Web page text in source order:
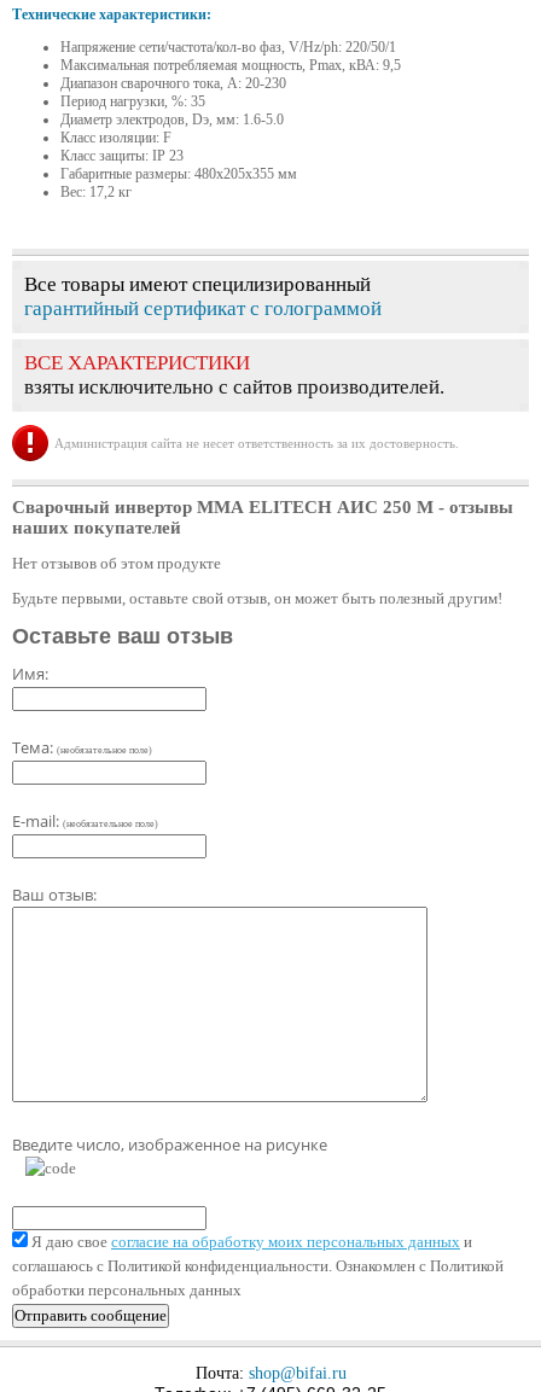
Технические характеристики:
Напряжение сети/частота/кол-во фаз, V/Hz/ph: 220/50/1
Максимальная потребляемая мощность, Pmax, кВА: 9,5
Диапазон сварочного тока, A: 20-230
Период нагрузки, %: 35
Диаметр электродов, Dэ, мм: 1.6-5.0
Класс изоляции: F
Класс защиты: IP 23
Габаритные размеры: 480x205x355 мм
Вес: 17,2 кг
Все товары имеют специлизированный
гарантийный сертификат с голограммой
ВСЕ ХАРАКТЕРИСТИКИ
взяты исключительно с сайтов производителей.
Администрация сайта не несет ответственность за их достоверность.
Сварочный инвертор ММА ELITECH АИС 250 М - отзывы
наших покупателей
Нет отзывов об этом продукте
Будьте первыми, оставьте свой отзыв, он может быть полезный другим!
Оставьте ваш отзыв
Имя:
Тема: (необязательное поле)
E-mail: (необязательное поле)
Ваш отзыв:
Введите число, изображенное на рисунке
Я даю свое согласие на обработку моих персональных данных и
соглашаюсь с Политикой конфиденциальности. Ознакомлен с Политикой
обработки персональных данных
Почта: shop@bifai.ru